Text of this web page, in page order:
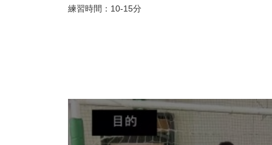
練習時間：10-15分